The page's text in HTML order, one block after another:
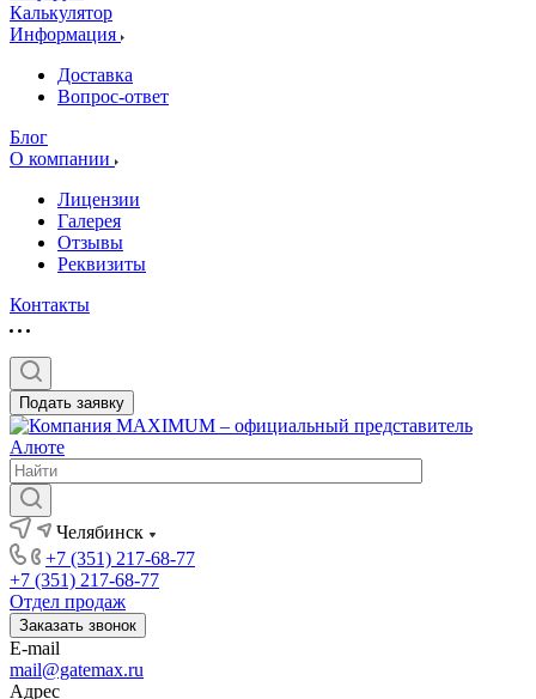
Калькулятор
Информация
Доставка
Вопрос-ответ
Блог
О компании
Лицензии
Галерея
Отзывы
Реквизиты
Контакты
Подать заявку
Челябинск
+7 (351) 217-68-77
+7 (351) 217-68-77
Отдел продаж
Заказать звонок
E-mail
mail@gatemax.ru
Адрес